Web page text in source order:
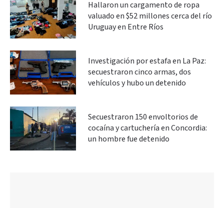
Hallaron un cargamento de ropa
valuado en $52 millones cerca del río
Uruguay en Entre Ríos
Investigación por estafa en La Paz:
secuestraron cinco armas, dos
vehículos y hubo un detenido
Secuestraron 150 envoltorios de
cocaína y cartuchería en Concordia:
un hombre fue detenido